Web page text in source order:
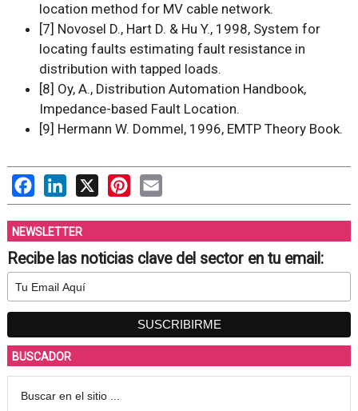
location method for MV cable network.
[7] Novosel D., Hart D. & Hu Y., 1998, System for
locating faults estimating fault resistance in
distribution with tapped loads.
[8] Oy, A., Distribution Automation Handbook,
Impedance-based Fault Location.
[9] Hermann W. Dommel, 1996, EMTP Theory Book.
FacebookLinkedIn Pinterest
NEWSLETTER
Recibe las noticias clave del sector en tu email:
BUSCADOR